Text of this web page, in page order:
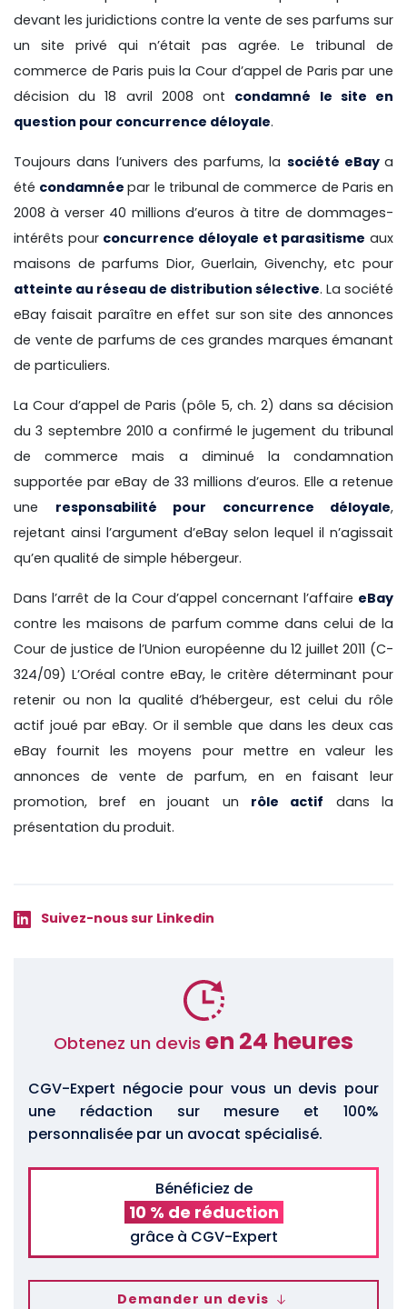
devant les juridictions contre la vente de ses parfums sur
un site privé qui n’était pas agrée. Le tribunal de
commerce de Paris puis la Cour d’appel de Paris par une
décision du 18 avril 2008 ont condamné le site en
question pour concurrence déloyale.
Toujours dans l’univers des parfums, la société eBay a
été condamnéepar le tribunal de commerce de Paris en
2008 à verser 40 millions d’euros à titre de dommages-
intérêts pour concurrence déloyale et parasitisme aux
maisons de parfums Dior, Guerlain, Givenchy, etc pour
atteinte au réseau de distribution sélective. La société
eBay faisait paraître en effet sur son site des annonces
de vente de parfums de ces grandes marques émanant
de particuliers.
La Cour d’appel de Paris (pôle 5, ch. 2) dans sa décision
du 3 septembre 2010 a confirmé le jugement du tribunal
de commerce mais a diminué la condamnation
supportée par eBay de 33 millions d’euros. Elle a retenue
une responsabilité pour concurrence déloyale,
rejetant ainsi l’argument d’eBay selon lequel il n’agissait
qu’en qualité de simple hébergeur.
Dans l’arrêt de la Cour d’appel concernant l’affaire eBay
contre les maisons de parfum comme dans celui de la
Cour de justice de l’Union européenne du 12 juillet 2011 (C-
324/09) L’Oréal contre eBay, le critère déterminant pour
retenir ou non la qualité d’hébergeur, est celui du rôle
actif joué par eBay. Or il semble que dans les deux cas
eBay fournit les moyens pour mettre en valeur les
annonces de vente de parfum, en en faisant leur
promotion, bref en jouant un rôle actif dans la
présentation du produit.
Suivez-nous sur Linkedin
Obtenez un devis en 24 heures
CGV-Expert négocie pour vous un devis pour
une rédaction sur mesure et 100%
personnalisée par un avocat spécialisé.
Bénéficiez de
10 % de réduction
grâce à CGV-Expert
Demander un devis